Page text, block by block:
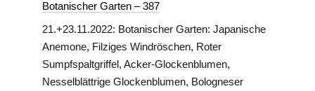
Botanischer Garten – 387
21.+23.11.2022: Botanischer Garten: Japanische
Anemone, Filziges Windröschen, Roter
Sumpfspaltgriffel, Acker-Glockenblumen,
Nesselblättrige Glockenblumen, Bologneser